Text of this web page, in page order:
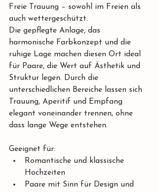
Freie Trauung – sowohl im Freien als
auch wettergeschützt.
Die gepflegte Anlage, das
harmonische Farbkonzept und die
ruhige Lage machen diesen Ort ideal
für Paare, die Wert auf Ästhetik und
Struktur legen. Durch die
unterschiedlichen Bereiche lassen sich
Trauung, Aperitif und Empfang
elegant voneinander trennen, ohne
dass lange Wege entstehen.
Geeignet für:
Romantische und klassische
Hochzeiten
Paare mit Sinn für Design und